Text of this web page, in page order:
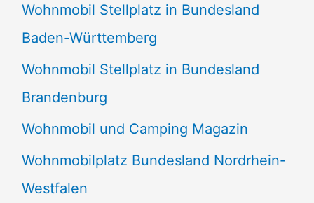
Wohnmobil Stellplatz in Bundesland
Baden-Württemberg
Wohnmobil Stellplatz in Bundesland
Brandenburg
Wohnmobil und Camping Magazin
Wohnmobilplatz Bundesland Nordrhein-
Westfalen